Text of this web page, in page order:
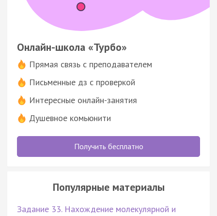
Онлайн-школа «Турбо»
Прямая связь с преподавателем
Письменные дз с проверкой
Интересные онлайн-занятия
Душевное комьюнити
Получить бесплатно
Популярные материалы
Задание 33. Нахождение молекулярной и